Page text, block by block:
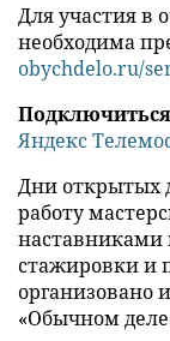
Для участия в
необходима
obychdelo.ru/
Подключиться
Яндекс
Дни открытых
работу
наставниками
стажировки и
организовано
«Обычном